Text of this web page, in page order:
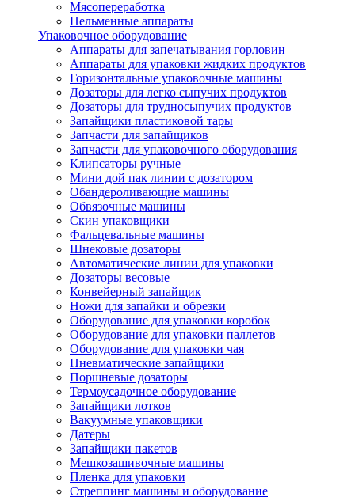
Мясопереработка
Пельменные аппараты
Упаковочное оборудование
Аппараты для запечатывания горловин
Аппараты для упаковки жидких продуктов
Горизонтальные упаковочные машины
Дозаторы для легко сыпучих продуктов
Дозаторы для трудносыпучих продуктов
Запайщики пластиковой тары
Запчасти для запайщиков
Запчасти для упаковочного оборудования
Клипсаторы ручные
Мини дой пак линии с дозатором
Обандероливающие машины
Обвязочные машины
Скин упаковщики
Фальцевальные машины
Шнековые дозаторы
Автоматические линии для упаковки
Дозаторы весовые
Конвейерный запайщик
Ножи для запайки и обрезки
Оборудование для упаковки коробок
Оборудование для упаковки паллетов
Оборудование для упаковки чая
Пневматические запайщики
Поршневые дозаторы
Термоусадочное оборудование
Запайщики лотков
Вакуумные упаковщики
Датеры
Запайщики пакетов
Мешкозашивочные машины
Пленка для упаковки
Стреппинг машины и оборудование